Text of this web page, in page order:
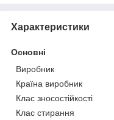
Характеристики
Основні
Виробник
Країна виробник
Клас зносостійкості
Клас стирання